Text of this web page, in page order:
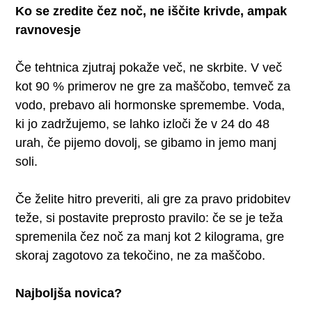
Ko se zredite čez noč, ne iščite krivde, ampak
ravnovesje
Če tehtnica zjutraj pokaže več, ne skrbite. V več
kot 90 % primerov ne gre za maščobo, temveč za
vodo, prebavo ali hormonske spremembe. Voda,
ki jo zadržujemo, se lahko izloči že v 24 do 48
urah, če pijemo dovolj, se gibamo in jemo manj
soli.
Če želite hitro preveriti, ali gre za pravo pridobitev
teže, si postavite preprosto pravilo: če se je teža
spremenila čez noč za manj kot 2 kilograma, gre
skoraj zagotovo za tekočino, ne za maščobo.
Najboljša novica?